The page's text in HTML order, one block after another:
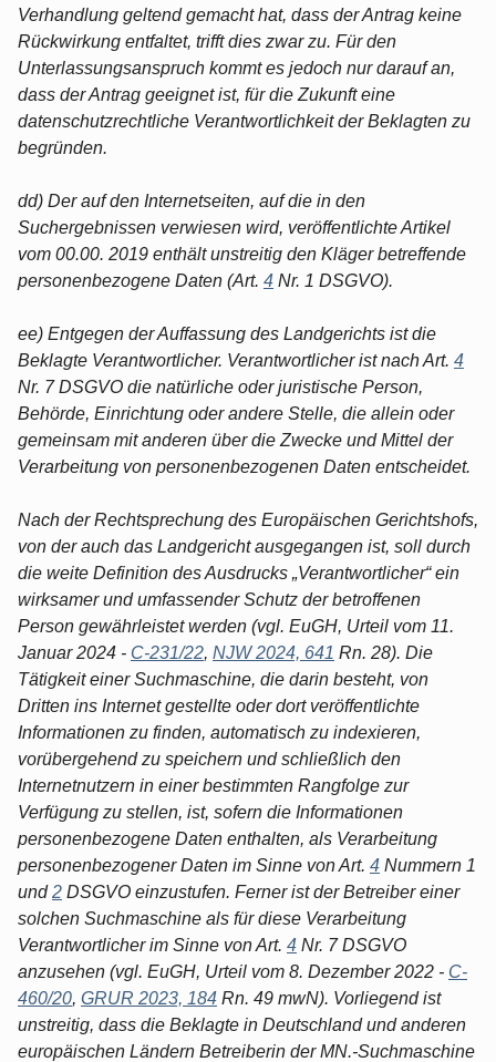
Verhandlung geltend gemacht hat, dass der Antrag keine
Rückwirkung entfaltet, trifft dies zwar zu. Für den
Unterlassungsanspruch kommt es jedoch nur darauf an,
dass der Antrag geeignet ist, für die Zukunft eine
datenschutzrechtliche Verantwortlichkeit der Beklagten zu
begründen.
dd) Der auf den Internetseiten, auf die in den
Suchergebnissen verwiesen wird, veröffentlichte Artikel
vom 00.00. 2019 enthält unstreitig den Kläger betreffende
personenbezogene Daten (Art. 4 Nr. 1 DSGVO).
ee) Entgegen der Auffassung des Landgerichts ist die
Beklagte Verantwortlicher. Verantwortlicher ist nach Art. 4
Nr. 7 DSGVO die natürliche oder juristische Person,
Behörde, Einrichtung oder andere Stelle, die allein oder
gemeinsam mit anderen über die Zwecke und Mittel der
Verarbeitung von personenbezogenen Daten entscheidet.
Nach der Rechtsprechung des Europäischen Gerichtshofs,
von der auch das Landgericht ausgegangen ist, soll durch
die weite Definition des Ausdrucks „Verantwortlicher“ ein
wirksamer und umfassender Schutz der betroffenen
Person gewährleistet werden (vgl. EuGH, Urteil vom 11.
Januar 2024 - C-231/22, NJW 2024, 641 Rn. 28). Die
Tätigkeit einer Suchmaschine, die darin besteht, von
Dritten ins Internet gestellte oder dort veröffentlichte
Informationen zu finden, automatisch zu indexieren,
vorübergehend zu speichern und schließlich den
Internetnutzern in einer bestimmten Rangfolge zur
Verfügung zu stellen, ist, sofern die Informationen
personenbezogene Daten enthalten, als Verarbeitung
personenbezogener Daten im Sinne von Art. 4 Nummern 1
und2 DSGVO einzustufen. Ferner ist der Betreiber einer
solchen Suchmaschine als für diese Verarbeitung
Verantwortlicher im Sinne von Art. 4 Nr. 7 DSGVO
anzusehen (vgl. EuGH, Urteil vom 8. Dezember 2022 - C-
460/20, GRUR 2023, 184 Rn. 49 mwN). Vorliegend ist
unstreitig, dass die Beklagte in Deutschland und anderen
europäischen Ländern Betreiberin der MN.-Suchmaschine